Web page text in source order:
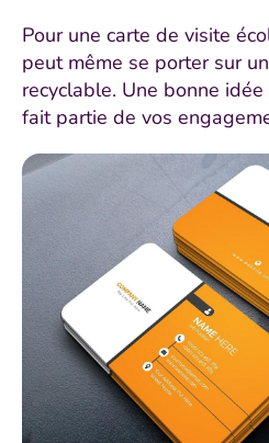
Pour une carte de visite
peut même se porter sur
recyclable. Une bonne idée
fait partie de vos